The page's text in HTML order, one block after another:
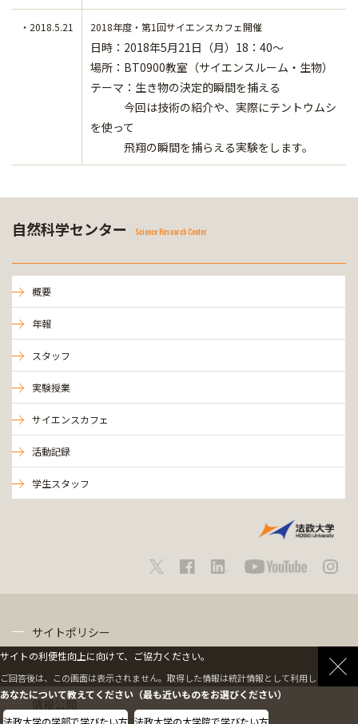
・2018.5.21 2018年度・第1回サイエンスカフェ開催
日時：2018年5月21日（月）18：40～
場所：BT0900教室（サイエンスルーム・生物）
テーマ：生き物の決定的瞬間を捕える
今回は技術の紹介や、実際にテントウムシ
を使って
飛翔の瞬間を捕らえる実験をします。
自然科学センター Science Research Center
概要
年報
スタッフ
実験授業
サイエンスカフェ
活動記録
学生スタッフ
サイトポリシー
情報公開
サイトの利便性向上に向けて、ご協力ください。
ご回答後は、この画面は表示されません。取得した情報は統計情報として利用します。
あなたについて教えてください（最も近いものをお選びください）
法政大学の学部で学びたい方 法政大学の大学院で学びたい方